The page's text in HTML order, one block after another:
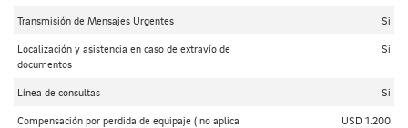
Transmisión de Mensajes Urgentes Si
Localización y asistencia en caso de extravío de
documentos
Si
Línea de consultas Si
Compensación por perdida de equipaje ( no aplica
USD 1.200